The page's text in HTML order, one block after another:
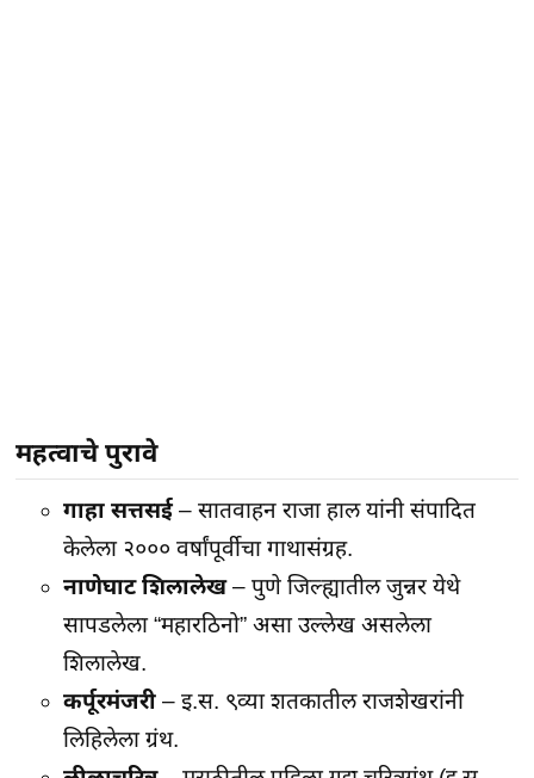
महत्वाचे पुरावे
गाहा सत्तसई– सातवाहन राजा हाल यांनी संपादित
केलेला २००० वर्षांपूर्वीचा गाथासंग्रह.
नाणेघाट शिलालेख– पुणे जिल्ह्यातील जुन्नर येथे
सापडलेला “महारठिनो” असा उल्लेख असलेला
शिलालेख.
कर्पूरमंजरी – इ.स. ९व्या शतकातील राजशेखरांनी
लिहिलेला ग्रंथ.